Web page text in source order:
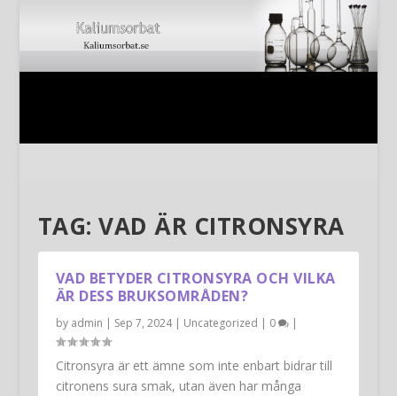
TAG:VAD ÄR CITRONSYRA
VAD BETYDER CITRONSYRA OCH VILKA
ÄR DESS BRUKSOMRÅDEN?
by admin | Sep 7, 2024| Uncategorized | 0 |
Citronsyra är ett ämne som inte enbart bidrar till
citronens sura smak, utan även har många